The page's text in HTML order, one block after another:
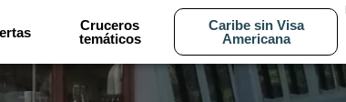
Cruceros
temáticos
Caribe sin Visa
Americana